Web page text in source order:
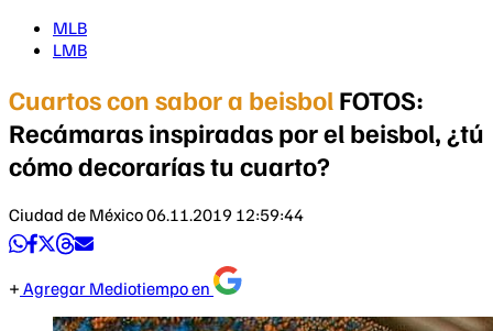
MLB
LMB
Cuartos con sabor a beisbol FOTOS:
Recámaras inspiradas por el beisbol, ¿tú
cómo decorarías tu cuarto?
Ciudad de México06.11.2019 12:59:44
Agregar Mediotiempo en